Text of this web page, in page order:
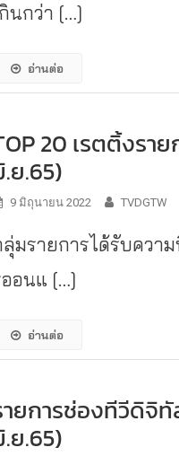
นกว่า […]
อ่านต่อ
20 เรตติ้งรา
ย.65)
9 มิถุนายน 2022 TVDGTW
มรายการได้รับควา
อนแ […]
อ่านต่อ
ยการช่องทีวีดิจิทั
ย.65)